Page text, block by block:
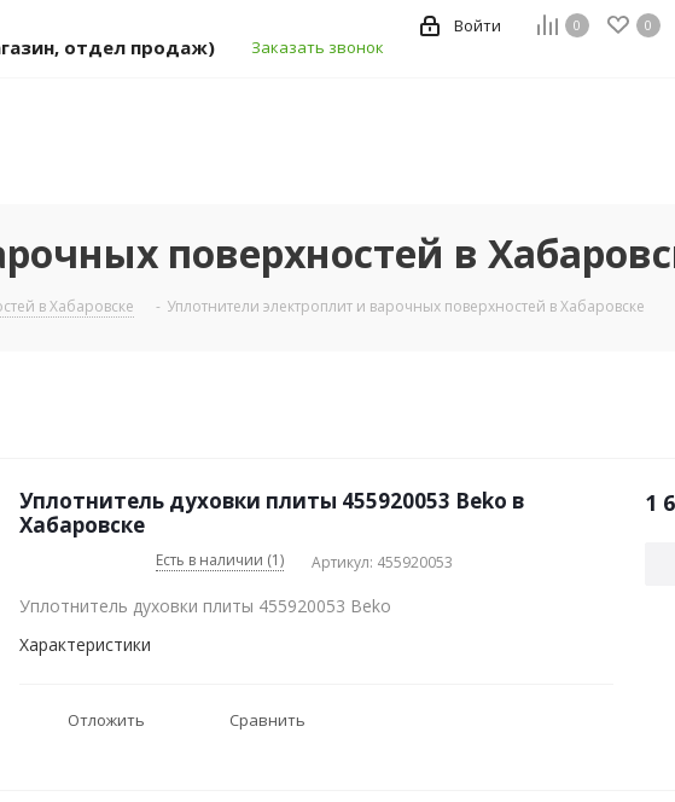
0 0
Войти
отдел продаж) Заказать звонок
поверхностей в
в Хабаровске - Уплотнители электроплит и варочных поверхностей в Хабаровске
Уплотнитель духовки плиты 455920053 Beko в
Хабаровске
Есть в наличии (1) Артикул: 455920053
Уплотнитель духовки плиты 455920053 Beko
Характеристики
Отложить Сравнить
1